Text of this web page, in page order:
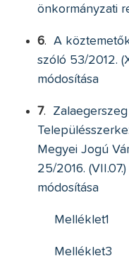
önkormányzati
6.
A
szóló 53/2012.
módosítása
7.
Megyei Jogú
25/2016.
módosítása
Melléklet1
Melléklet3